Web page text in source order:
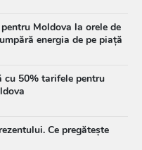
Moldova la orele de
energia de pe piață
cu 50% tarifele pentru
Ce pregătește